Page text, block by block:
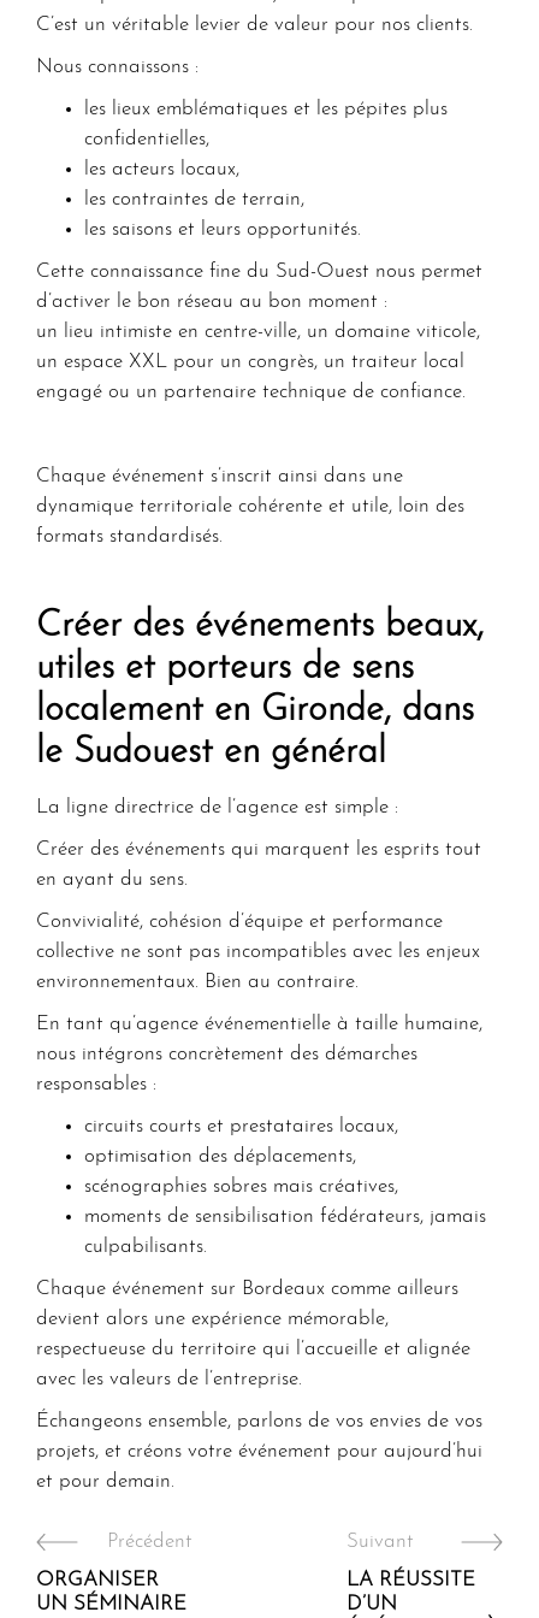
C’est un véritable levier de valeur pour nos clients.
Nous connaissons :
les lieux emblématiques et les pépites plus
confidentielles,
les acteurs locaux,
les contraintes de terrain,
les saisons et leurs opportunités.
Cette connaissance fine du Sud-Ouest nous permet
d’activer le bon réseau au bon moment :
un lieu intimiste en centre-ville, un domaine viticole,
un espace XXL pour un congrès, un traiteur local
engagé ou un partenaire technique de confiance.
Chaque événement s’inscrit ainsi dans une
dynamique territoriale cohérente et utile, loin des
formats standardisés.
Créer des événements beaux,
utiles et porteurs de sens
localement en Gironde, dans
le Sudouest en général
La ligne directrice de l’agence est simple :
Créer des événements qui marquent les esprits tout
en ayant du sens.
Convivialité, cohésion d’équipe et performance
collective ne sont pas incompatibles avec les enjeux
environnementaux. Bien au contraire.
En tant qu’agence événementielle à taille humaine,
nous intégrons concrètement des démarches
responsables :
circuits courts et prestataires locaux,
optimisation des déplacements,
scénographies sobres mais créatives,
moments de sensibilisation fédérateurs, jamais
culpabilisants.
Chaque événement sur Bordeaux comme ailleurs
devient alors une expérience mémorable,
respectueuse du territoire qui l’accueille et alignée
avec les valeurs de l’entreprise.
Échangeons ensemble, parlons de vos envies de vos
projets, et créons votre événement pour aujourd’hui
et pour demain.
Précédent
ORGANISER
UN SÉMINAIRE
Suivant
LA RÉUSSITE
D’UN